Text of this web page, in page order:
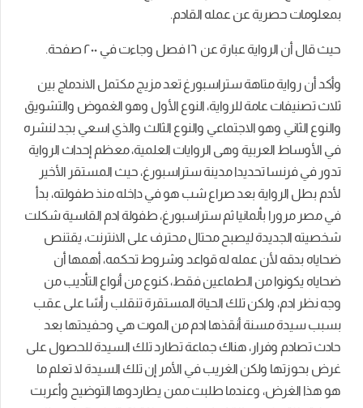
بمعلومات حصرية عن عمله القادم.
حيث قال أن الرواية عبارة عن ١٦ فصل وجاءت في ٢٠٠ صفحة.
وأكد أن رواية متاهة ستراسبورغتعد مزيج مكتمل الاندماج بين
ثلاث تصنيفات عامة للرواية،النوع الأول وهو الغموض والتشويق
والنوع الثاني وهو الاجتماعي والنوع الثالث والذي اسعي بجد لنشره
في الأوساط العربية وهى الروايات العلمية، معظم إحداث الرواية
تدور في فرنسا تحديدا مدينة ستراسبورغ، حيث المستقر الأخير
لأدم بطل الرواية بعد صراع شب هو في داخله منذ طفولته، بدأ
في مصر مرورا بألمانيا ثم ستراسبورغ، طفولة ادم القاسية شكلت
شخصيته الجديدة ليصبح محتال محترف على الانترنت، يقتنص
ضحاياه بدقه لأن عمله له قواعد وشروط تحكمه، أهمها أن
ضحاياه يكونوا من الطماعين فقط، كنوع من أنواع التأديب من
وجه نظر ادم، ولكن تلك الحياة المستقرة تنقلب رأسًا على عقب
بسبب سيدة مسنة أنقذها ادم من الموت هي وحفيدتها بعد
حادث تصادم وفرار،هناك جماعة تطارد تلك السيدة للحصول على
غرض بحوزتها ولكن الغريب في الأمر إن تلك السيدة لا تعلم ما
هو هذا الغرض، وعندما طلبت ممن يطاردوها التوضيح وأعربت